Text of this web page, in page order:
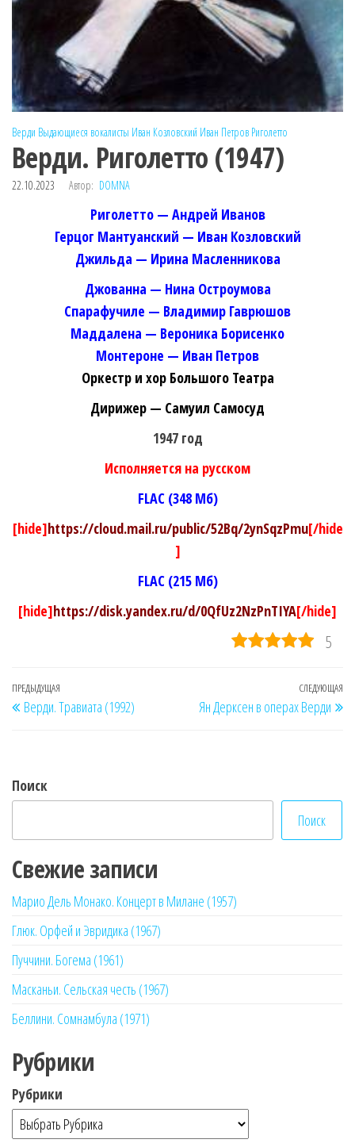
Верди Выдающиеся вокалисты Иван Козловский Иван Петров Риголетто
Верди. Риголетто (1947)
22.10.2023 Автор: DOMNA
Риголетто — Андрей Иванов
Герцог Мантуанский — Иван Козловский
Джильда — Ирина Масленникова
Джованна — Нина Остроумова
Спарафучиле — Владимир Гаврюшов
Маддалена — Вероника Борисенко
Монтероне — Иван Петров
Оркестр и хор Большого Театра
Дирижер — Самуил Самосуд
1947 год
Исполняется на русском
FLAC (348 Мб)
[hide]https://cloud.mail.ru/public/52Bq/2ynSqzPmu[/hide
]
FLAC (215 Мб)
[hide]https://disk.yandex.ru/d/0QfUz2NzPnTIYA[/hide]
5
Навигация
по
Предыдущая
запись
ПРЕДЫДУЩАЯ
Верди. Травиата (1992)
СЛЕДУЮЩАЯ
Ян Дерксен в операх Верди
Поиск
Поиск
Свежие записи
Марио Дель Монако. Концерт в Милане (1957)
Глюк. Орфей и Эвридика (1967)
Пуччини. Богема (1961)
Масканьи. Сельская честь (1967)
Беллини. Сомнамбула (1971)
Рубрики
Рубрики